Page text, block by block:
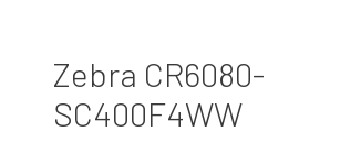
Zebra CR6080-
SC400F4WW